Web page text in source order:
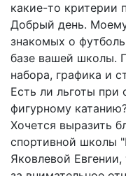
какие-то критерии
Добрый день.
знакомых о
базе вашей школы.
набора, графика и
Есть ли льготы при
фигурному
Хочется выразить
спортивной школы
Яковлевой